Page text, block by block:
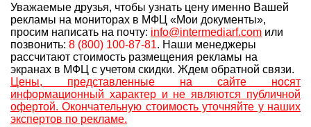
Уважаемые друзья, чтобы узнать цену именно Вашей
рекламы на мониторах в МФЦ «Мои документы»,
просим написать на почту: info@intermediarf.com или
позвонить: 8 (800) 100-87-81. Наши менеджеры
рассчитают стоимость размещения рекламы на
экранах в МФЦ с учетом скидки. Ждем обратной связи.
Цены, представленные на сайте носят
информационный характер и не являются публичной
офертой. Окончательную стоимость уточняйте у наших
экспертов по рекламе.